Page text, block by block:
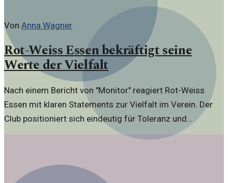
Von Anna Wagner
Rot-Weiss Essen bekräftigt seine
Werte der Vielfalt
Nach einem Bericht von "Monitor" reagiert Rot-Weiss
Essen mit klaren Statements zur Vielfalt im Verein. Der
Club positioniert sich eindeutig für Toleranz und